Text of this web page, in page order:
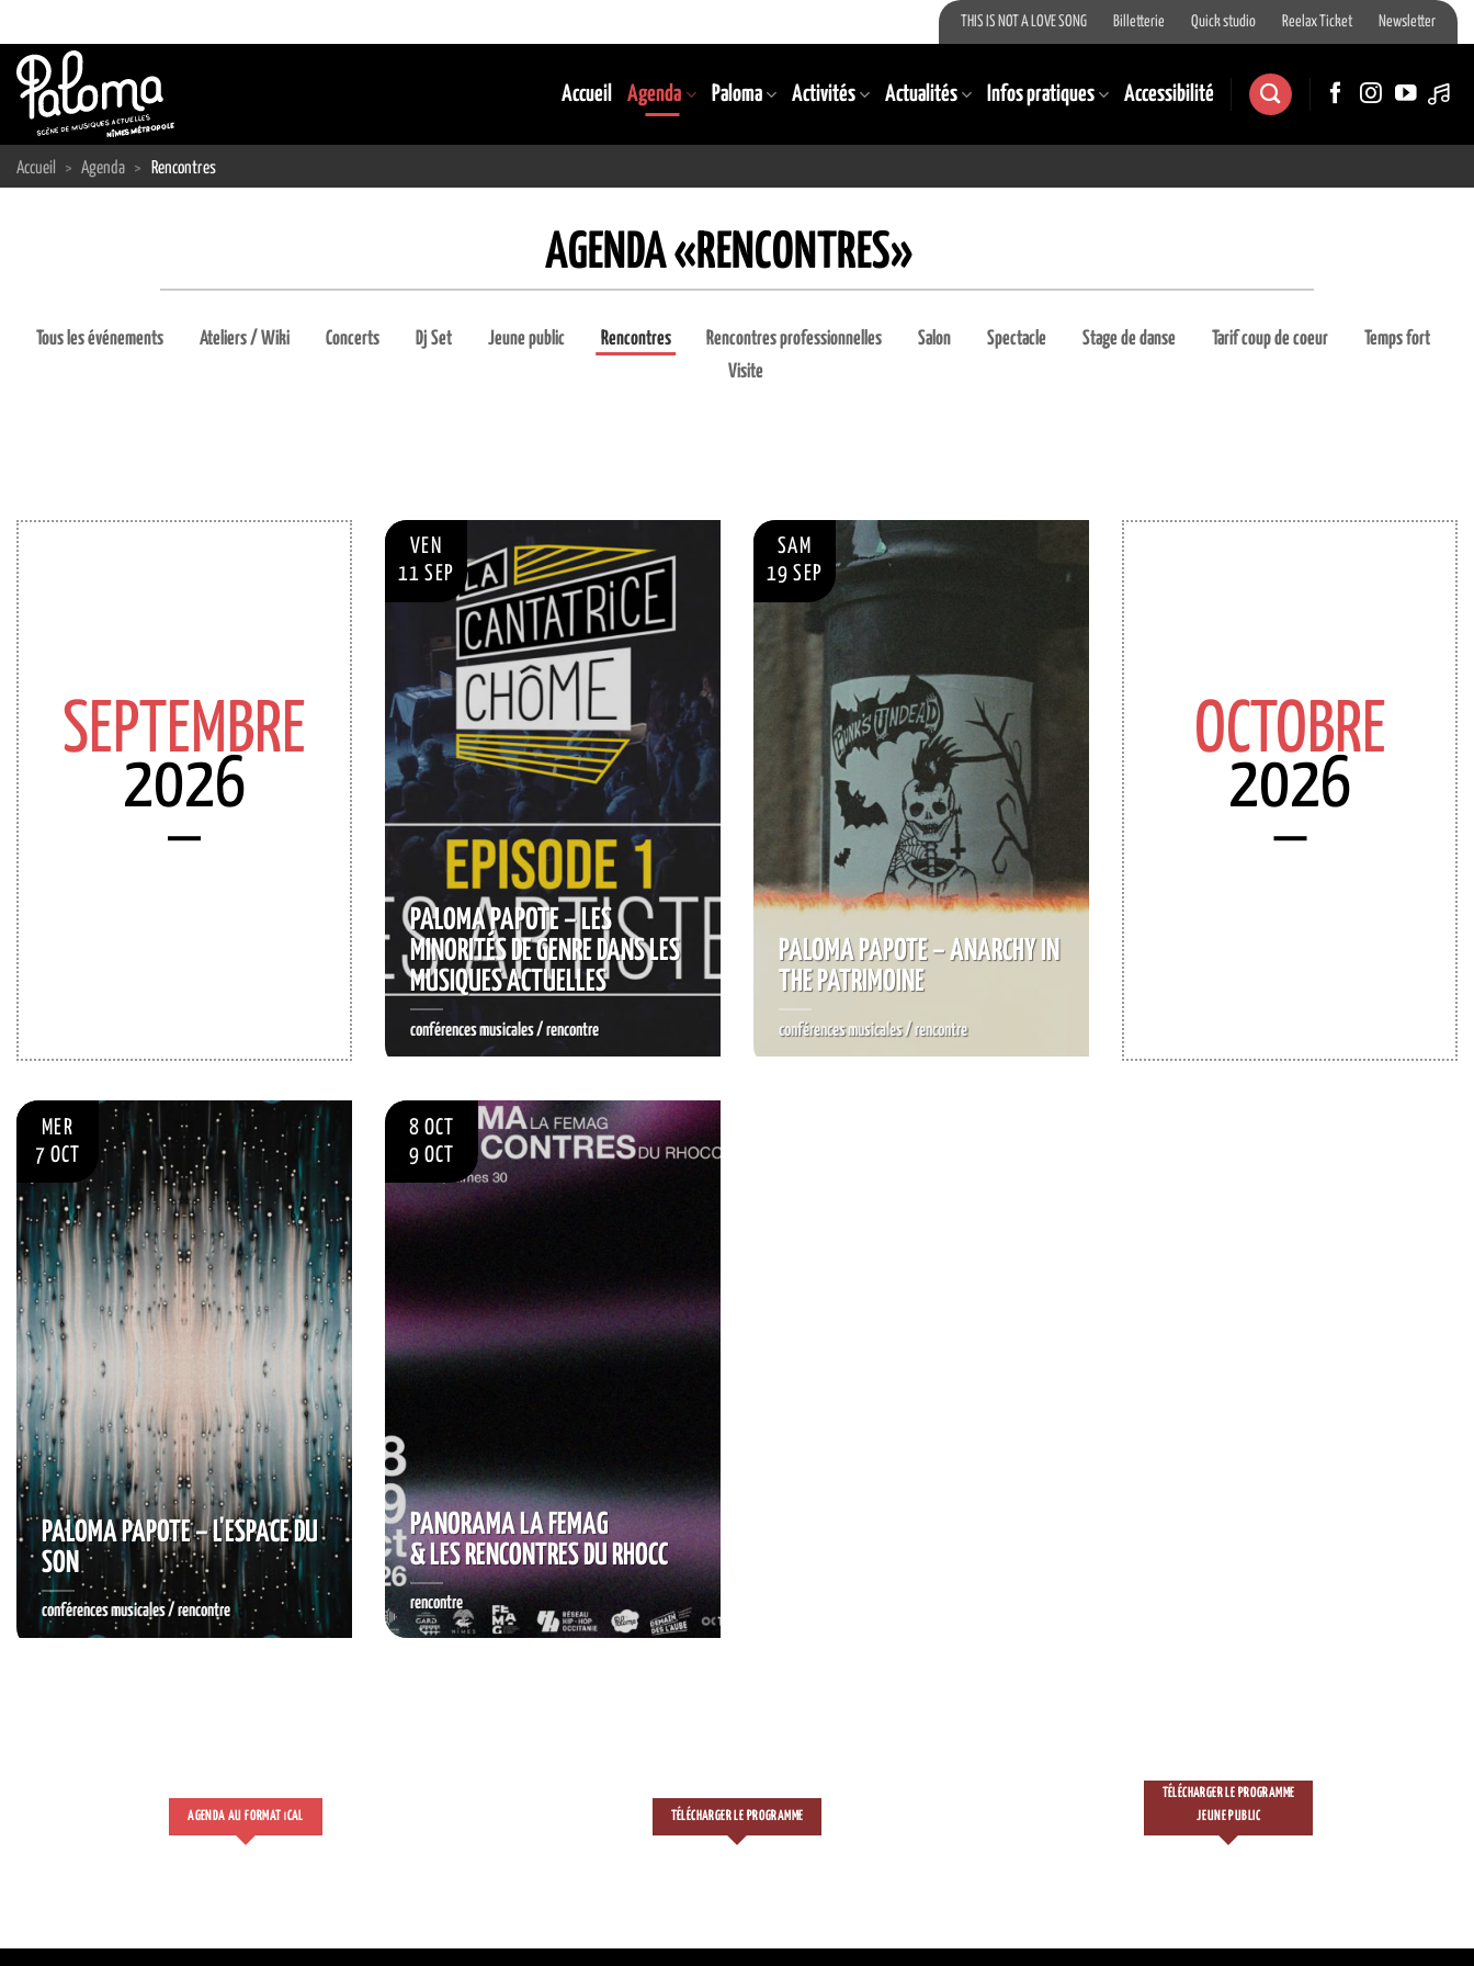
au
contenu
THIS IS NOT A LOVE SONG Billetterie Quick studio Reelax Ticket Newsletter
Accueil Agenda Paloma Activités Actualités Infos pratiques Accessibilité
Accueil > Agenda > Rencontres
AGENDA «RENCONTRES»
Tous les événements Ateliers / Wiki Concerts Dj Set Jeune public Rencontres Rencontres professionnelles Salon Spectacle Stage de danse Tarif coup de coeur
Temps fort
Visite
SEPTEMBRE
2026
VEN
11 SEP
PALOMA PAPOTE – LES
MINORITÉS DE GENRE DANS LES
MUSIQUES ACTUELLES
conférences musicales / rencontre
RÉSERVER
SAM
19 SEP
PALOMA PAPOTE – ANARCHY IN
THE PATRIMOINE
conférences musicales / rencontre
OCTOBRE
2026
MER
7 OCT
PALOMA PAPOTE – L'ESPACE DU
SON
conférences musicales / rencontre
8 OCT
9 OCT
PANORAMA LA FEMAG
& LES RENCONTRES DU RHOCC
rencontre
AGENDA AU FORMAT CAL TÉLÉCHARGER LE PROGRAMME
TÉLÉCHARGER LE PROGRAMME
JEUNE PUBLIC